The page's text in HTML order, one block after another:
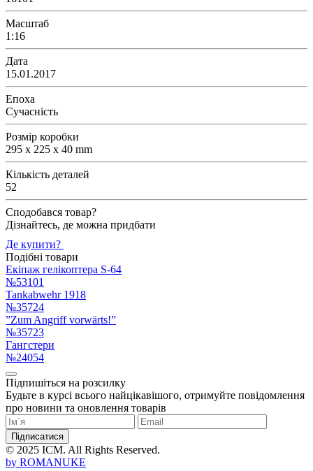
Масштаб
1:16
Дата
15.01.2017
Епоха
Сучасність
Розмір коробки
295 x 225 x 40 mm
Кількість деталей
52
Сподобався товар?
Дізнайтесь, де можна придбати
Де купити?
Подібні товари
Екіпаж гелікоптера S-64
№53101
Tankabwehr 1918
№35724
”Zum Angriff vorwärts!”
№35723
Гангстери
№24054
Підпишіться на розсилку
Будьте в курсі всього найцікавішого, отримуйте повідомлення
про новини та оновлення товарів
Підписатися
© 2025 ICM. All Rights Reserved.
by ROMANUKE